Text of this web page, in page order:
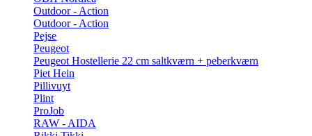
Outdoor - Action
Outdoor - Action
Pejse
Peugeot
Peugeot Hostellerie 22 cm saltkværn + peberkværn
Piet Hein
Pillivuyt
Plint
ProJob
RAW - AIDA